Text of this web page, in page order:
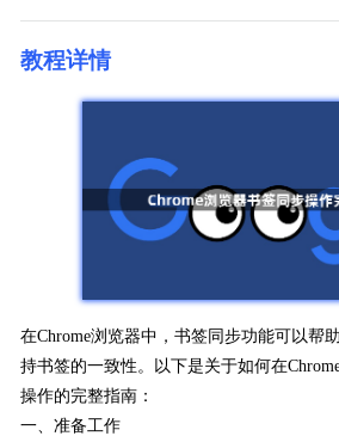
教程详情
在Chrome浏览器中，书签同步功能可以帮
持书签的一致性。以下是关于如何在
操作的完整指南：
一、准备工作